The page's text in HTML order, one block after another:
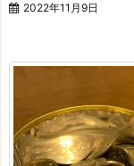
2022年11月9日